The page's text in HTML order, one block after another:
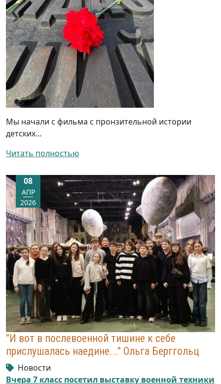
Мы начали с фильма с пронзительной истории
детских…
Читать полностью
"И вот в послевоенной тишине к себе
прислушалась наедине..." Ольга Берггольц
08
АПР
2026
Новости
Вчера 7 класс посетил выставку военной техники